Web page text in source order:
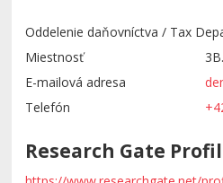
Oddelenie daňovníctva / Tax
Miestnosť
E-mailová adresa
Telefón
Research Gate